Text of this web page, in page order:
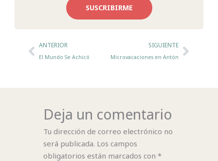
SUSCRIBIRME
AntANTERIOR
El Mundo Se Achicó
SIGUIENTE
Microvacaciones en Antón
Deja un comentario
Tu dirección de correo electrónico no
será publicada. Los campos
obligatorios están marcados con *